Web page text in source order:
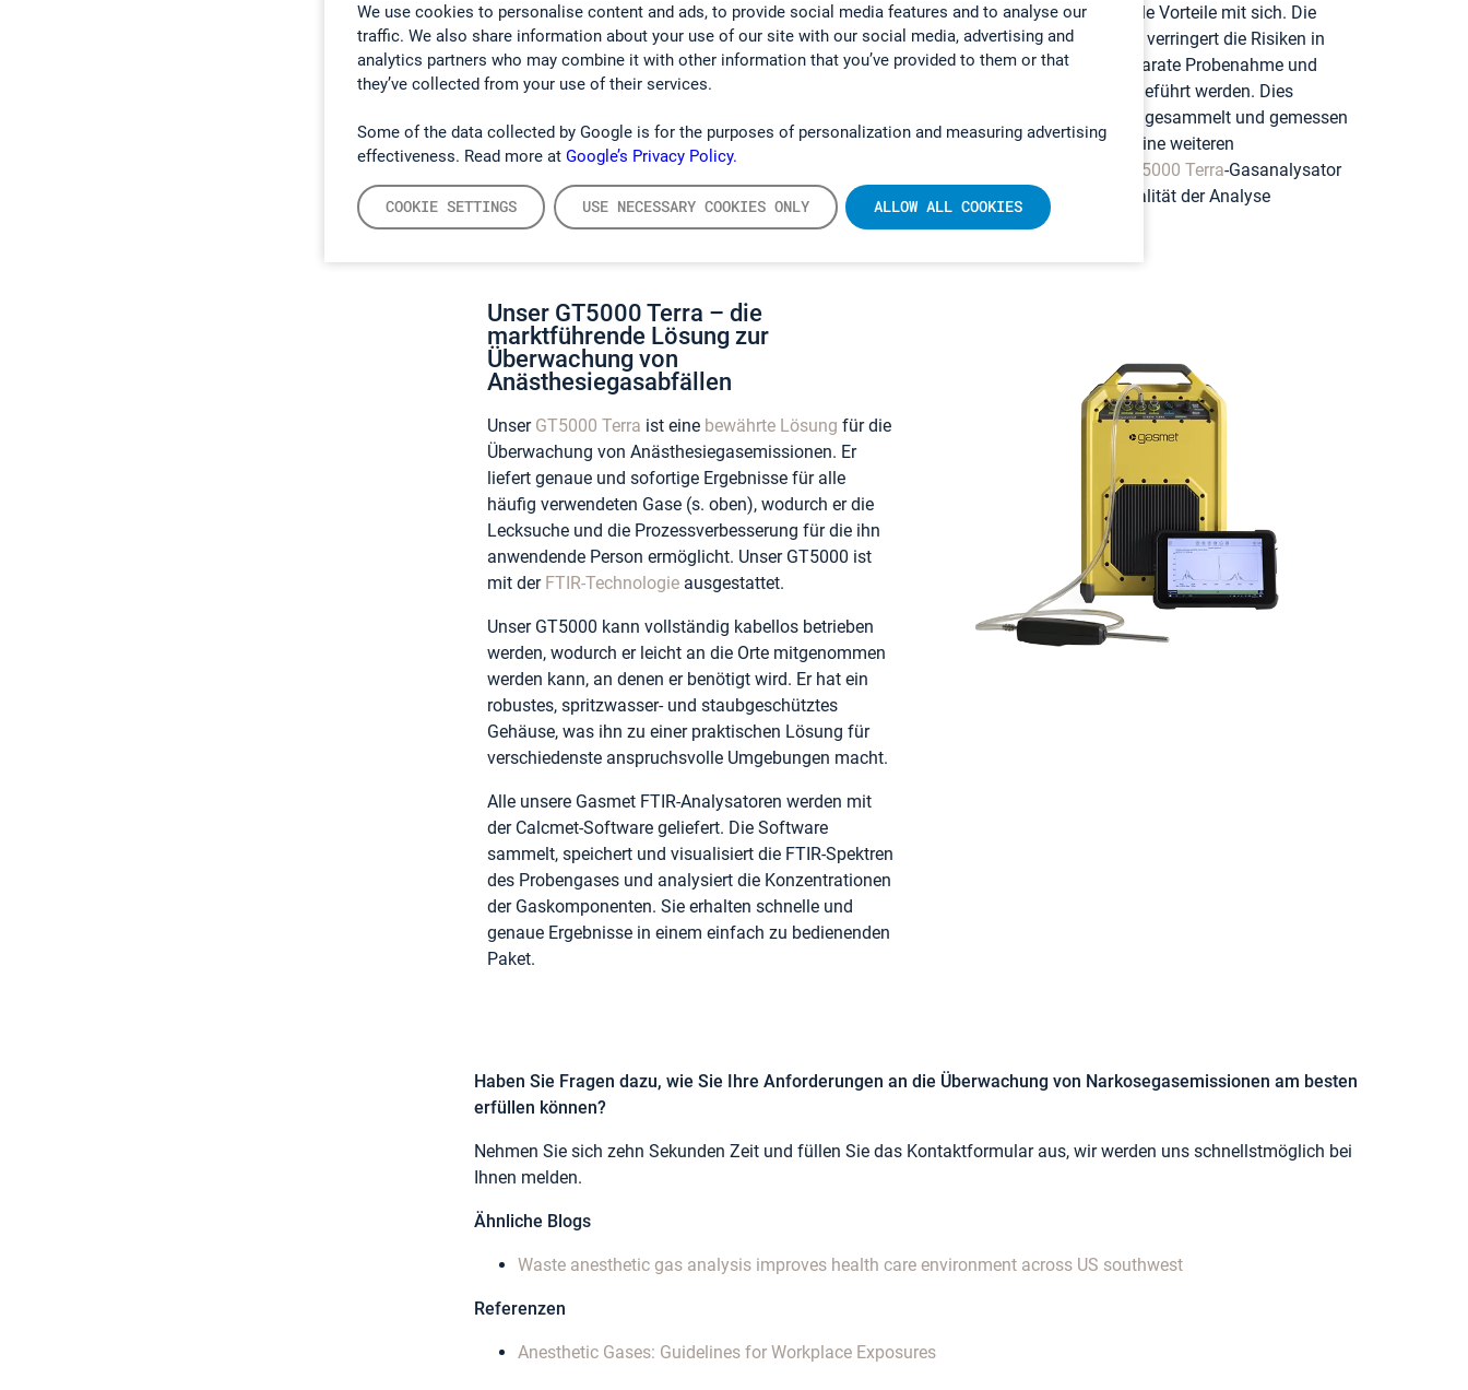
We use cookies to personalise content and ads, to provide social media features and to analyse our
traffic. We also share information about your use of our site with our social media, advertising and
analytics partners who may combine it with other information that you’ve provided to them or that
they’ve collected from your use of their services.
Some of the data collected by Google is for the purposes of personalization and measuring advertising
effectiveness. Read more at Google’s Privacy Policy.
COOKIE SETTINGS USE NECESSARY COOKIES ONLY ALLOW ALL COOKIES
Der Einsatz vontragbaren Direktmessgerätenbei der Emissionsüberwachung bringt viele Vorteile mit sich. Die
Möglichkeit, alle häufig verwendeten Anästhesiegasemissionen gleichzeitig zu messen, verringert die Risiken in
Gesundheitseinrichtungen mit mehreren Operationssälen. Da keine zeitaufwändige separate Probenahme und
Probenaufbereitung erforderlich ist, können die Messungen wesentlich schneller durchgeführt werden. Dies
ermöglicht umfassendere Untersuchungen der Luftqualität, da wesentlich mehr Proben gesammelt und gemessen
werden können.Die Vermeidung separater Probenahmen ist auch kosteneffizient, da keine weiteren
Verbrauchsmaterialien für den Probenahmeprozess benötigt werden. Unser Gasmet
GT5000 Terra-Gasanalysator
bietet eine ideale Lösung, da er die Luftqualität vor Ort messen kann, ohne dass die Qualität der Analyse
beeinträchtigt werden würde.
Unser GT5000 Terra – die
marktführende Lösung zur
Überwachung von
Anästhesiegasabfällen
Unser GT5000 Terra ist eine bewährte Lösung für die
Überwachung von Anästhesiegasemissionen. Er
liefert genaue und sofortige Ergebnisse für alle
häufig verwendeten Gase (s. oben), wodurch er die
Lecksuche und die Prozessverbesserung für die ihn
anwendende Person ermöglicht. Unser GT5000 ist
mit der FTIR-Technologie ausgestattet.
Unser GT5000 kann vollständig kabellos betrieben
werden, wodurch er leicht an die Orte mitgenommen
werden kann, an denen er benötigt wird. Er hat ein
robustes, spritzwasser- und staubgeschütztes
Gehäuse, was ihn zu einer praktischen Lösung für
verschiedenste anspruchsvolle Umgebungen macht.
Alle unsere Gasmet FTIR-Analysatoren werden mit
der Calcmet-Software geliefert. Die Software
sammelt, speichert und visualisiert die FTIR-Spektren
des Probengases und analysiert die Konzentrationen
der Gaskomponenten. Sie erhalten schnelle und
genaue Ergebnisse in einem einfach zu bedienenden
Paket.
Haben Sie Fragen dazu, wie Sie Ihre Anforderungen an die Überwachung von Narkosegasemissionen am besten
erfüllen können?
Nehmen Sie sich zehn Sekunden Zeit und füllen Sie das Kontaktformular aus, wir werden uns schnellstmöglich bei
Ihnen melden.
Ähnliche Blogs
Waste anesthetic gas analysis improves health care environment across US southwest
Referenzen
Anesthetic Gases: Guidelines for Workplace Exposures